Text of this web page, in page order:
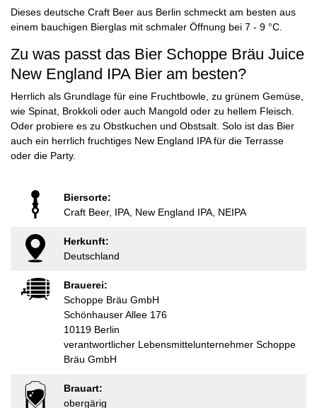
Dieses deutsche Craft Beer aus Berlin schmeckt am besten aus
einem bauchigen Bierglas mit schmaler Öffnung bei 7 - 9 °C.
Zu was passt das Bier Schoppe Bräu Juice
New England IPA Bier am besten?
Herrlich als Grundlage für eine Fruchtbowle, zu grünem Gemüse,
wie Spinat, Brokkoli oder auch Mangold oder zu hellem Fleisch.
Oder probiere es zu Obstkuchen und Obstsalt. Solo ist das Bier
auch ein herrlich fruchtiges New England IPA für die Terrasse
oder die Party.
Biersorte:
Craft Beer, IPA, New England IPA, NEIPA
Herkunft:
Deutschland
Brauerei:
Schoppe Bräu GmbH
Schönhauser Allee 176
10119 Berlin
verantwortlicher Lebensmittelunternehmer Schoppe
Bräu GmbH
Brauart:
obergärig